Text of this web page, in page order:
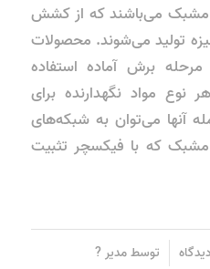
مشبک می‌باشند که از کشش
تولید می‌شوند. محصولات
برش آماده استفاده
نوع مواد نگهدارنده برای
آنها می‌توان به شبکه‌های
که با فیکسچر تثبیت
توسطمدیر ?